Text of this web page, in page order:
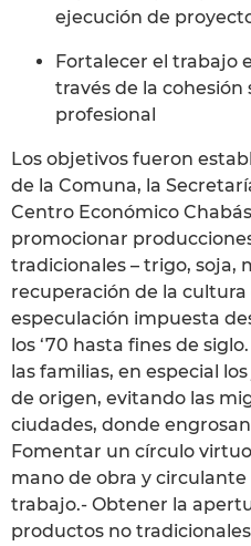
ejecución de
Fortalecer el trabajo
través de la
profesional
Los objetivos fueron
de la Comuna, la
Centro Económico
promocionar
tradicionales – trigo, soja,
recuperación de la
especulación impuesta
los ‘70 hasta fines de
las familias, en especial
de origen, evitando las
ciudades, donde
Fomentar un círculo
mano de obra y
trabajo.- Obtener la
productos no